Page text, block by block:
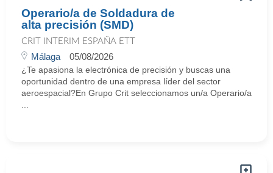
Operario/a de Soldadura de
alta precisión (SMD)
CRIT INTERIM ESPAÑA ETT
Málaga 05/08/2026
¿Te apasiona la electrónica de precisión y buscas una
oportunidad dentro de una empresa líder del sector
aeroespacial?En Grupo Crit seleccionamos un/a Operario/a